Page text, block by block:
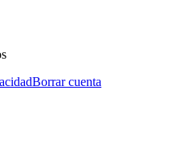
Borrar cuenta